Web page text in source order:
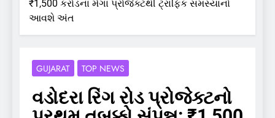
₹1,500 કરોડના મેગા પ્રોજેક્ટથી ટ્રાફિક સમસ્યાનો
આવશે અંત
GUJARAT TOP NEWS
વડોદરા રિંગ રોડ પ્રોજેક્ટનો